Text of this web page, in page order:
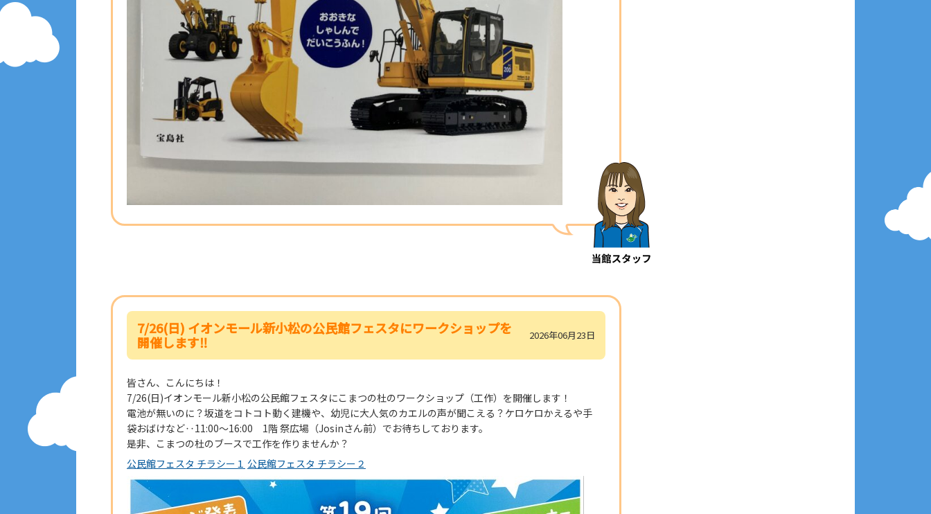
7/26(日) イオンモール新小松の公民館フェスタにワークショップを
開催します‼
2026年06月23日
皆さん、こんにちは！
7/26(日)イオンモール新小松の公民館フェスタにこまつの杜のワークショップ（工作）を開催します！
電池が無いのに？坂道をコトコト動く建機や、幼児に大人気のカエルの声が聞こえる？ケロケロかえるや手
袋おばけなど‥11:00～16:00 1階 祭広場（Josinさん前）でお待ちしております。
是非、こまつの杜のブースで工作を作りませんか？
公民館フェスタ チラシー１ 公民館フェスタ チラシー２